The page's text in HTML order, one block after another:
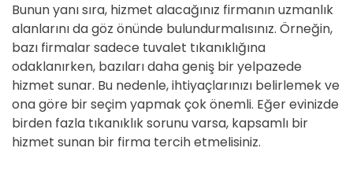
Bunun yanı sıra, hizmet alacağınız firmanın uzmanlık
alanlarını da göz önünde bulundurmalısınız. Örneğin,
bazı firmalar sadece tuvalet tıkanıklığına
odaklanırken, bazıları daha geniş bir yelpazede
hizmet sunar. Bu nedenle, ihtiyaçlarınızı belirlemek ve
ona göre bir seçim yapmak çok önemli. Eğer evinizde
birden fazla tıkanıklık sorunu varsa, kapsamlı bir
hizmet sunan bir firma tercih etmelisiniz.